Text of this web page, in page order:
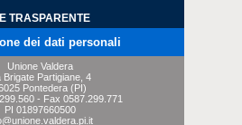
TRASPARENTE
dei dati personali
Unione Valdera
Brigate Partigiane, 4
Pontedera (PI)
- Fax 0587.299.771
PI 01897660500